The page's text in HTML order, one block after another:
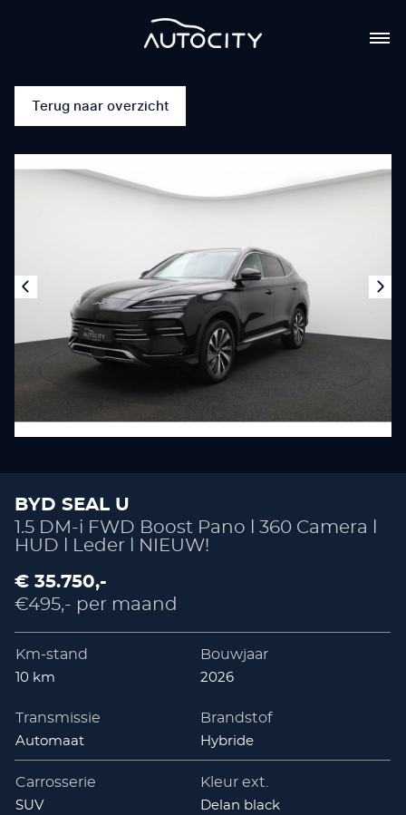
Terug naar overzicht
BYD SEAL U
1.5 DM-i FWD Boost Pano l 360 Camera l
HUD l Leder l NIEUW!
€ 35.750,-
€495,- per maand
Km-stand
10 km
Bouwjaar
2026
Transmissie
Automaat
Brandstof
Hybride
Carrosserie
SUV
Kleur ext.
Delan black